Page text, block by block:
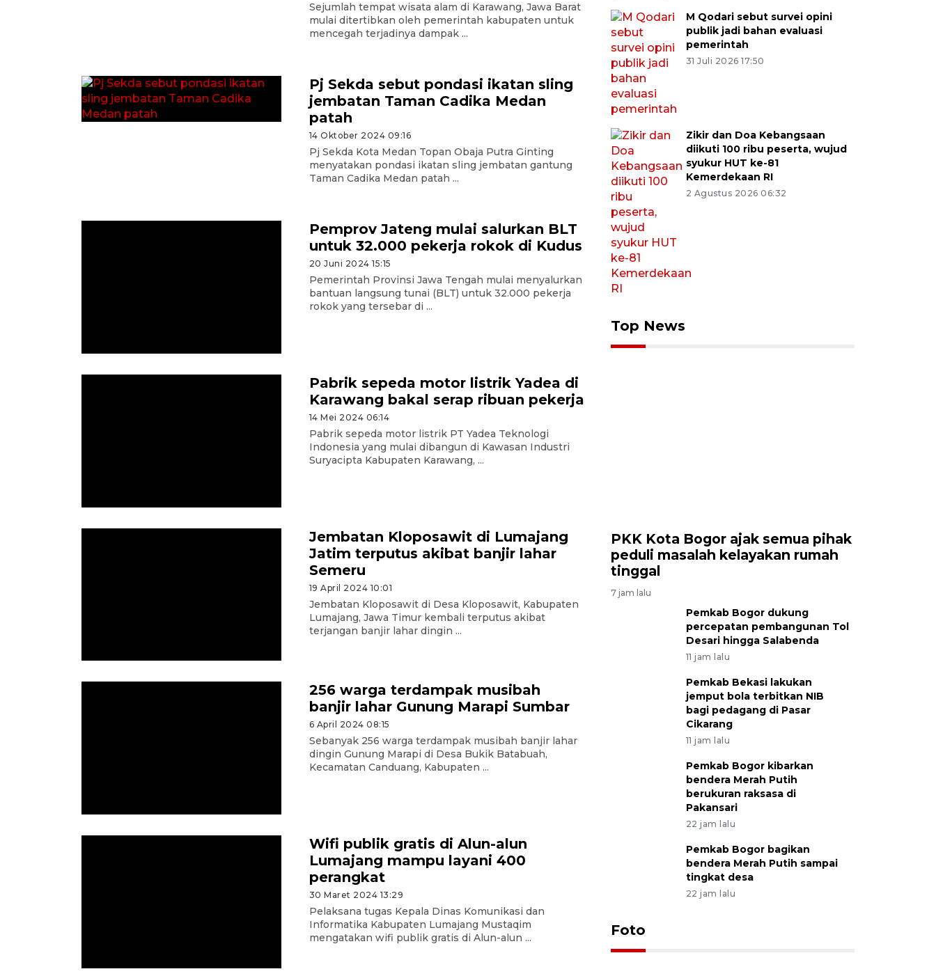
Sejumlah tempat wisata alam di Karawang, Jawa Barat
mulai ditertibkan oleh pemerintah kabupaten untuk
mencegah terjadinya dampak ...
Pj Sekda sebut pondasi ikatan sling
jembatan Taman Cadika Medan
patah
14 Oktober 2024 09:16
Pj Sekda Kota Medan Topan Obaja Putra Ginting
menyatakan pondasi ikatan sling jembatan gantung
Taman Cadika Medan patah ...
Pemprov Jateng mulai salurkan BLT
untuk 32.000 pekerja rokok di Kudus
20 Juni 2024 15:15
Pemerintah Provinsi Jawa Tengah mulai menyalurkan
bantuan langsung tunai (BLT) untuk 32.000 pekerja
rokok yang tersebar di ...
Pabrik sepeda motor listrik Yadea di
Karawang bakal serap ribuan pekerja
14 Mei 2024 06:14
Pabrik sepeda motor listrik PT Yadea Teknologi
Indonesia yang mulai dibangun di Kawasan Industri
Suryacipta Kabupaten Karawang, ...
Jembatan Kloposawit di Lumajang
Jatim terputus akibat banjir lahar
Semeru
19 April 2024 10:01
Jembatan Kloposawit di Desa Kloposawit, Kabupaten
Lumajang, Jawa Timur kembali terputus akibat
terjangan banjir lahar dingin ...
256 warga terdampak musibah
banjir lahar Gunung Marapi Sumbar
6 April 2024 08:15
Sebanyak 256 warga terdampak musibah banjir lahar
dingin Gunung Marapi di Desa Bukik Batabuah,
Kecamatan Canduang, Kabupaten ...
Wifi publik gratis di Alun-alun
Lumajang mampu layani 400
perangkat
30 Maret 2024 13:29
Pelaksana tugas Kepala Dinas Komunikasi dan
Informatika Kabupaten Lumajang Mustaqim
mengatakan wifi publik gratis di Alun-alun ...
M Qodari sebut survei opini
publik jadi bahan evaluasi
pemerintah
31 Juli 2026 17:50
Zikir dan Doa Kebangsaan
diikuti 100 ribu peserta, wujud
syukur HUT ke-81
Kemerdekaan RI
2 Agustus 2026 06:32
Top News
PKK Kota Bogor ajak semua pihak
peduli masalah kelayakan rumah
tinggal
7 jam lalu
Pemkab Bogor dukung
percepatan pembangunan Tol
Desari hingga Salabenda
11 jam lalu
Pemkab Bekasi lakukan
jemput bola terbitkan NIB
bagi pedagang di Pasar
Cikarang
11 jam lalu
Pemkab Bogor kibarkan
bendera Merah Putih
berukuran raksasa di
Pakansari
22 jam lalu
Pemkab Bogor bagikan
bendera Merah Putih sampai
tingkat desa
22 jam lalu
Foto